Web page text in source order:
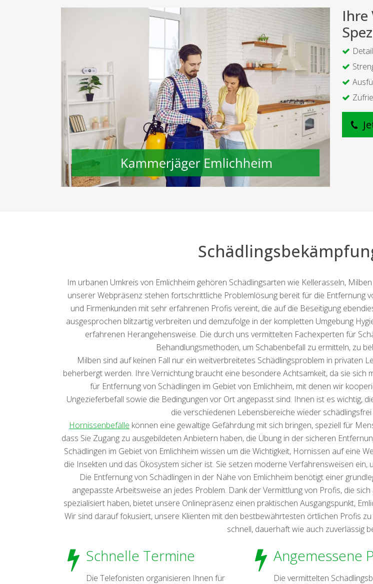
Ihre
Im urbanen Umkreis von Emlichheim gehören Schädlingsarten wie Kellerasseln,
unserer Webpräsenz stehen fortschrittliche Problemlösung bereit für die Entfernung
und Firmenkunden mit sehr erfahrenen Profis vereint, die auf die Beseitigung
ausgesprochen blitzartig verbreiten und demzufolge in der kompletten Umgebung
erfahrenen Herangehensweise. Die durch uns vermittelten Fachexperten für
Behandlungsmethoden, um Schabenbefall zu ermitteln, zu
Milben sind auf keinen Fall nur ein weitverbreitetes Schädlingsproblem in privaten
beherbergt werden. Ihre Vernichtung braucht eine besondere Achtsamkeit, da sie
für Entfernung von Schädlingen im Gebiet von Emlichheim, mit denen wir
Ungezieferbefall sowie die Bedingungen vor Ort angepasst sind. Ihnen ist es wichtig,
die verschiedenen Lebensbereiche wieder
Hornissenbefälle können eine gewaltige Gefährdung mit sich bringen, speziell für
dass Sie Zugang zu ausgebildeten Anbietern haben, die Übung in der sicheren
Schädlingen im Gebiet von Emlichheim wissen um die Wichtigkeit, Hornissen auf eine
die Insekten und das Ökosystem sicher ist. Sie setzen moderne Verfahrensweisen
Die Entfernung von Schädlingen in der Nähe von Emlichheim benötigt einer
angepasste Arbeitsweise an jedes Problem. Dank der Vermittlung von Profis, die
spezialisiert haben, bietet unsere Onlinepräsenz einen praktischen Ausgangspunkt,
Wir sind darauf fokusiert, unsere Klienten mit den bestbewährtesten örtlichen Profis
schnell, dauerhaft wie auch zuverlässig
Schnelle Termine
Die Telefonisten organisieren Ihnen für
Angemessene
Die vermittelten